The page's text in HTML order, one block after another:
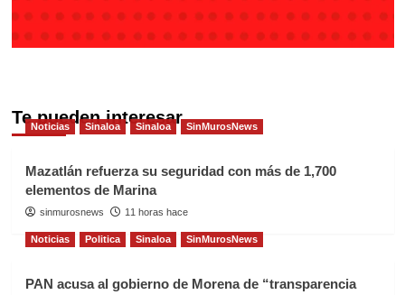
Te pueden interesar
Noticias Sinaloa Sinaloa SinMurosNews
Mazatlán refuerza su seguridad con más de 1,700
elementos de Marina
sinmurosnews 11 horas hace
Noticias Politica Sinaloa SinMurosNews
PAN acusa al gobierno de Morena de “transparencia